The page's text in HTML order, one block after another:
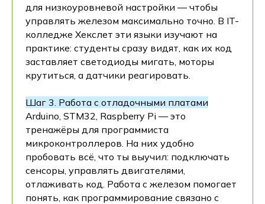
для низкоуровневой настройки — чтобы
управлять железом максимально точно. В IT-
колледже Хекслет эти языки изучают на
практике: студенты сразу видят, как их код
заставляет светодиоды мигать, моторы
крутиться, а датчики реагировать.
Шаг 3. Работа с отладочными платами
Arduino, STM32, Raspberry Pi — это
тренажёры для программиста
микроконтроллеров. На них удобно
пробовать всё, что ты выучил: подключать
сенсоры, управлять двигателями,
отлаживать код. Работа с железом помогает
понять, как программирование связано с